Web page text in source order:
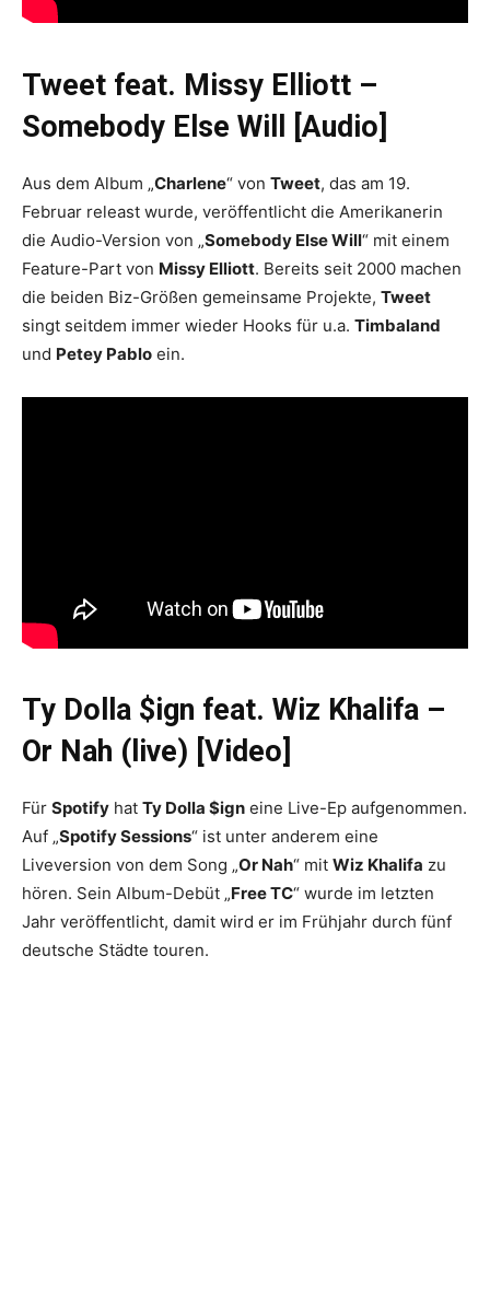
Tweet feat. Missy Elliott –
Somebody Else Will [Audio]
Aus dem Album „Charlene“ von Tweet, das am 19.
Februar releast wurde, veröffentlicht die Amerikanerin
die Audio-Version von „Somebody Else Will“ mit einem
Feature-Part von Missy Elliott. Bereits seit 2000 machen
die beiden Biz-Größen gemeinsame Projekte, Tweet
singt seitdem immer wieder Hooks für u.a. Timbaland
und Petey Pablo ein.
Ty Dolla $ign feat. Wiz Khalifa –
Or Nah (live) [Video]
Für Spotify hat Ty Dolla $ign eine Live-Ep aufgenommen.
Auf „Spotify Sessions“ ist unter anderem eine
Liveversion von dem Song „Or Nah“ mit Wiz Khalifa zu
hören. Sein Album-Debüt „Free TC“ wurde im letzten
Jahr veröffentlicht, damit wird er im Frühjahr durch fünf
deutsche Städte touren.